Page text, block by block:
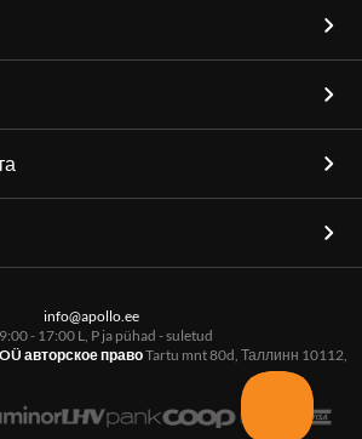
info@apollo.ee
9:00 - 17:00 L, P ja pühad - suletud
авторское правоTartu mnt 80d, Таллинн 10112,